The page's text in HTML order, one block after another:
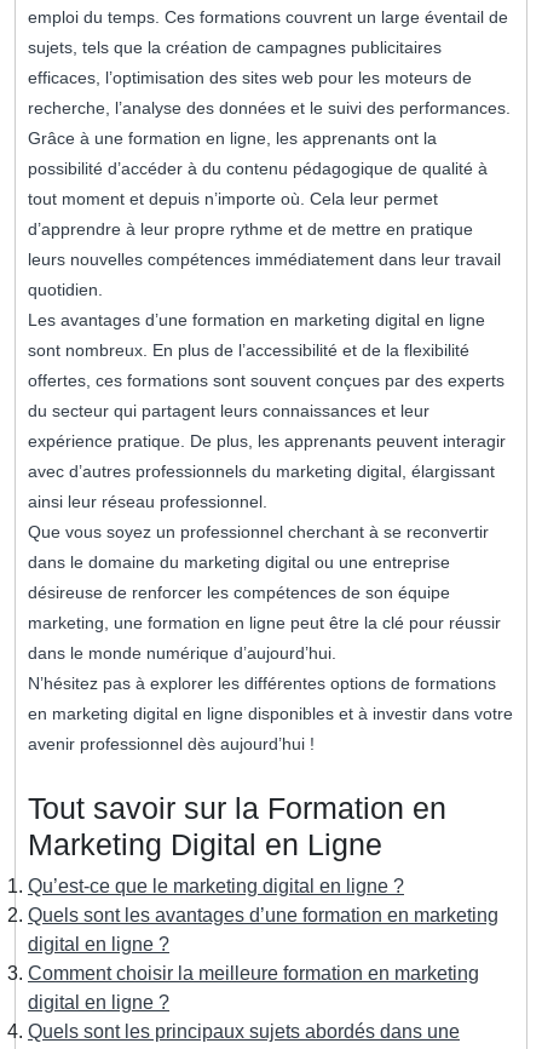
emploi du temps. Ces formations couvrent un large éventail de
sujets, tels que la création de campagnes publicitaires
efficaces, l’optimisation des sites web pour les moteurs de
recherche, l’analyse des données et le suivi des performances.
Grâce à une formation en ligne, les apprenants ont la
possibilité d’accéder à du contenu pédagogique de qualité à
tout moment et depuis n’importe où. Cela leur permet
d’apprendre à leur propre rythme et de mettre en pratique
leurs nouvelles compétences immédiatement dans leur travail
quotidien.
Les avantages d’une formation en marketing digital en ligne
sont nombreux. En plus de l’accessibilité et de la flexibilité
offertes, ces formations sont souvent conçues par des experts
du secteur qui partagent leurs connaissances et leur
expérience pratique. De plus, les apprenants peuvent interagir
avec d’autres professionnels du marketing digital, élargissant
ainsi leur réseau professionnel.
Que vous soyez un professionnel cherchant à se reconvertir
dans le domaine du marketing digital ou une entreprise
désireuse de renforcer les compétences de son équipe
marketing, une formation en ligne peut être la clé pour réussir
dans le monde numérique d’aujourd’hui.
N’hésitez pas à explorer les différentes options de formations
en marketing digital en ligne disponibles et à investir dans votre
avenir professionnel dès aujourd’hui !
Tout savoir sur la Formation en
Marketing Digital en Ligne
Qu’est-ce que le marketing digital en ligne ?
Quels sont les avantages d’une formation en marketing
digital en ligne ?
Comment choisir la meilleure formation en marketing
digital en ligne ?
Quels sont les principaux sujets abordés dans une